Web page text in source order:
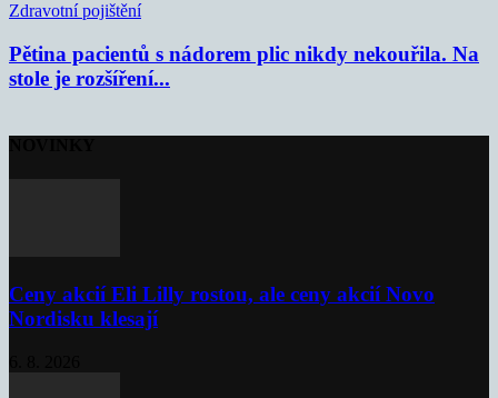
Zdravotní pojištění
Pětina pacientů s nádorem plic nikdy nekouřila. Na
stole je rozšíření...
Ceny akcií Eli Lilly rostou, ale ceny akcií Novo
Nordisku klesají